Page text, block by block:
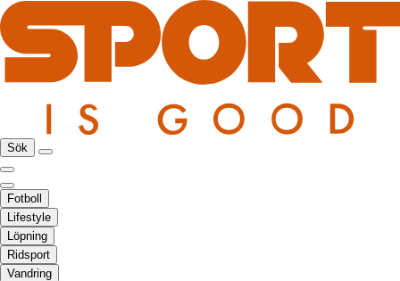
Sök
Fotboll
Lifestyle
Löpning
Ridsport
Vandring